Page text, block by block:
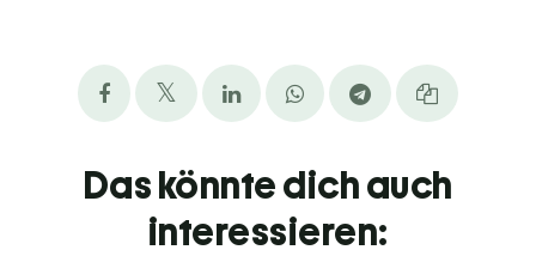
Das könnte dich auch
interessieren: